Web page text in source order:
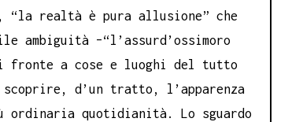
“la realtà è pura allusione” che
–“l’assurd’ossimoro
fronte a cose e luoghi del tutto
d’un tratto, l’apparenza
quotidianità. Lo sguardo